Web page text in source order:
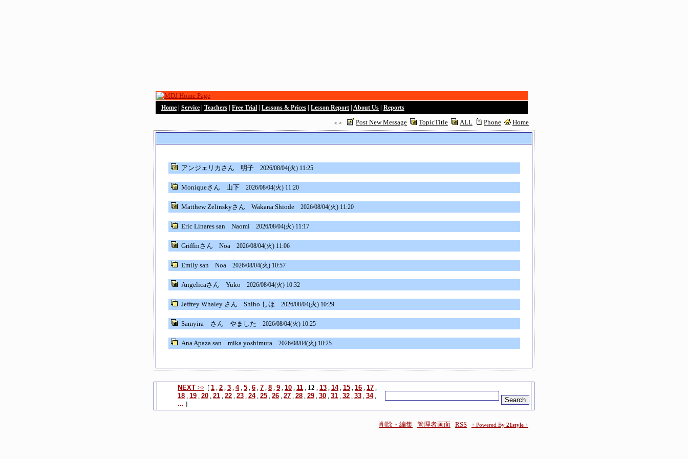
Home Service Teachers Free Trial Lessons & Prices Lesson Report About Us Reports
＜＜ Post New Message TopicTitle ALL Phone Home
アンジェリカさん 明子 2026/08/04(火) 11:25
Moniqueさん 山下 2026/08/04(火) 11:20
Matthew Zelinskyさん Wakana Shiode 2026/08/04(火) 11:20
Eric Linares sanNaomi 2026/08/04(火) 11:17
Griffinさん Noa 2026/08/04(火) 11:06
Emily sanNoa 2026/08/04(火) 10:57
Angelicaさん Yuko 2026/08/04(火) 10:32
Jeffrey Whaley さん Shiho しほ 2026/08/04(火) 10:29
Samyira さん やました 2026/08/04(火) 10:25
Ana Apaza sanmika yoshimura 2026/08/04(火) 10:25
NEXT >> [ 1 , 2 , 3 , 4, 5 , 6 , 7 , 8 , 9 , 10 , 11 , 12 , 13 , 14, 15 , 16 , 17 ,
18 , 19 , 20 , 21 , 22 , 23 , 24, 25 , 26 , 27 , 28 , 29 , 30 , 31 , 32 , 33 , 34,
... ]
削除・編集 管理者画面 RSS + Powered By 21style +